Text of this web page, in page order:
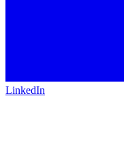
LinkedIn